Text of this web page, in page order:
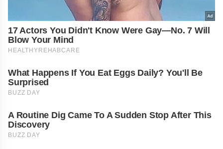
17 Actors You Didn't Know Were Gay—No. 7 Will
Blow Your Mind
HEALTHYREHABCARE
What Happens If You Eat Eggs Daily? You'll Be
Surprised
BUZZ DAY
A Routine Dig Came To A Sudden Stop After This
Discovery
BUZZ DAY